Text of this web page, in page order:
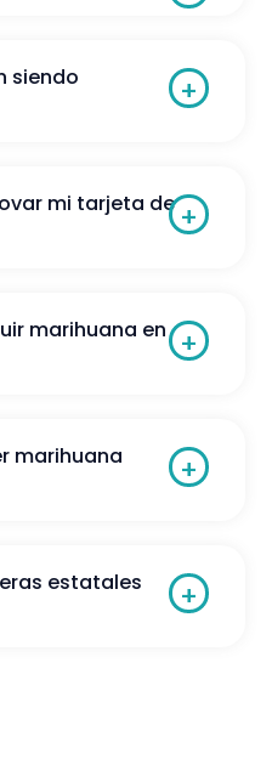
siendo
mi tarjeta de
marihuana en
marihuana
estatales